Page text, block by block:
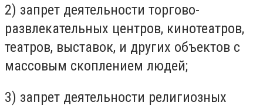
2) запрет деятельности торгово-
развлекательных центров, кинотеатров,
театров, выставок, и других объектов с
массовым скоплением людей;
3) запрет деятельности религиозных